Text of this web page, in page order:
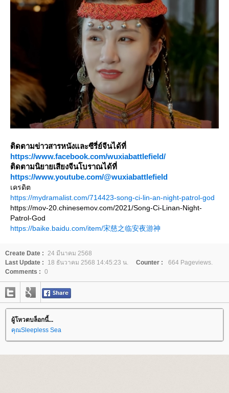
ติดตามข่าวสารหนังและซีรี่ย์จีนได้ที่
https://www.facebook.com/wuxiabattlefield/
ติดตามนิยายเสียงจีนโบราณได้ที่
https://www.youtube.com/@wuxiabattlefield
เครดิต
https://mydramalist.com/714423-song-ci-lin-an-night-patrol-god
https://mov-20.chinesemov.com/2021/Song-Ci-Linan-Night-
Patrol-God
https://baike.baidu.com/item/宋慈之临安夜游神
Create Date : 24 มีนาคม 2568
Last Update :
18 ธันวาคม 2568 14:45:23 น. Counter :
664 Pageviews.
Comments : 0
ผู้โหวตบล็อกนี้...
คุณSleepless Sea